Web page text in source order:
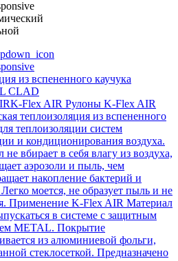
из вспененного каучука
CLAD
K-Flex AIR Рулоны K-Flex AIR
теплоизоляция из вспененного
теплоизоляции систем
и кондиционирования воздуха.
не вбирает в себя влагу из воздуха,
аэрозоли и пыль, чем
накопление бактерий и
моется, не образует пыль и не
Применение K-Flex AIR Материал
в системе c защитным
METAL. Покрытие
из алюминиевой фольги,
стеклосеткой. Предназначено